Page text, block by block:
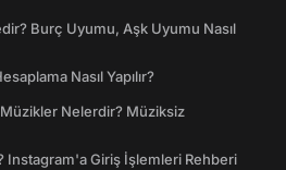
Burç Uyumu, Aşk Uyumu Nasıl
Nasıl Yapılır?
Nelerdir? Müziksiz
Instagram'a Giriş İşlemleri Rehberi